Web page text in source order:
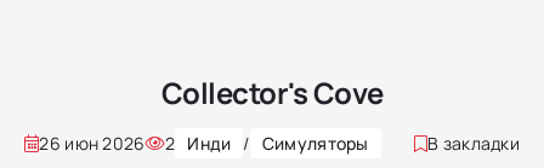
Collector's Cove
26 июн 2026 2 Инди / Симуляторы В закладки